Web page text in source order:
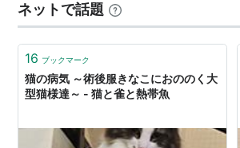
胱結石が見つかり療法食でも溶けず、
ム結石の疑いで結石を除去する手…
ネットで話題
16 ブックマーク
猫の病気 ～術後服きなこにおののく大
型猫様達～ - 猫と雀と熱帯魚